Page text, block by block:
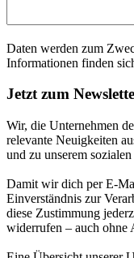
Daten werden zum
Informationen finden
Jetzt zum
Wir, die Unternehmen
relevante Neuigkeiten
und zu unserem
Damit wir dich per E-
Einverständnis zur
diese Zustimmung
widerrufen – auch ohne